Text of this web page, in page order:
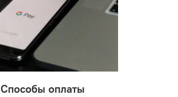
Способы оплаты